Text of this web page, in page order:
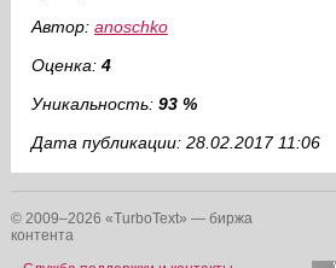
Автор: anoschko
Оценка: 4
Уникальность: 93 %
Дата публикации: 28.02.2017 11:06
© 2009–2026 «TurboText» — биржа
контента